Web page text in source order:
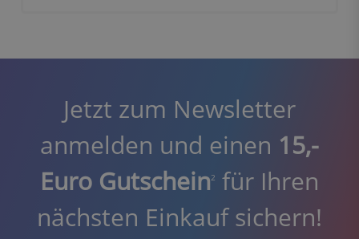
Jetzt zum Newsletter
anmelden und einen 15,-
Euro Gutschein2
für Ihren
nächsten Einkauf sichern!